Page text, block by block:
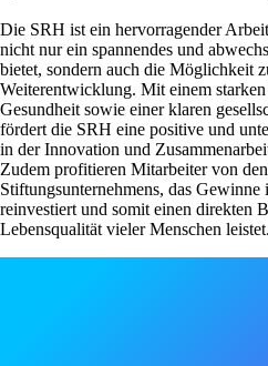
Die SRH ist ein hervorragender
nicht nur ein spannendes und
bietet, sondern auch die Möglichkeit
Weiterentwicklung. Mit einem
Gesundheit sowie einer klaren
fördert die SRH eine positive und
in der Innovation und
Zudem profitieren Mitarbeiter von
Stiftungsunternehmens, das
reinvestiert und somit einen direkten
Lebensqualität vieler Menschen leistet.